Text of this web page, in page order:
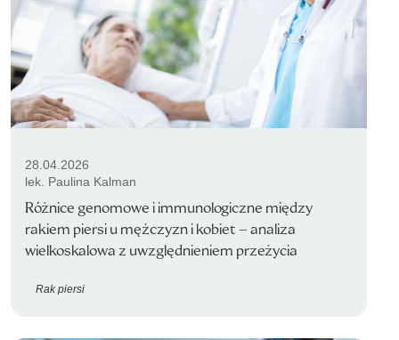
28.04.2026
lek. Paulina Kalman
Różnice genomowe i immunologiczne między
rakiem piersi u mężczyzn i kobiet – analiza
wielkoskalowa z uwzględnieniem przeżycia
Rak piersi